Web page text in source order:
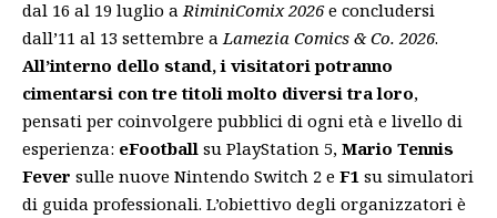
dal 16 al 19 luglio a RiminiComix 2026e concludersi
dall’11 al 13 settembre a Lamezia Comics & Co. 2026.
All’interno dello stand, i visitatori potranno
cimentarsi con tre titoli molto diversi tra loro,
pensati per coinvolgere pubblici di ogni età e livello di
esperienza: eFootball su PlayStation 5, Mario Tennis
Fever sulle nuove Nintendo Switch 2 e F1 su simulatori
di guida professionali. L’obiettivo degli organizzatori è